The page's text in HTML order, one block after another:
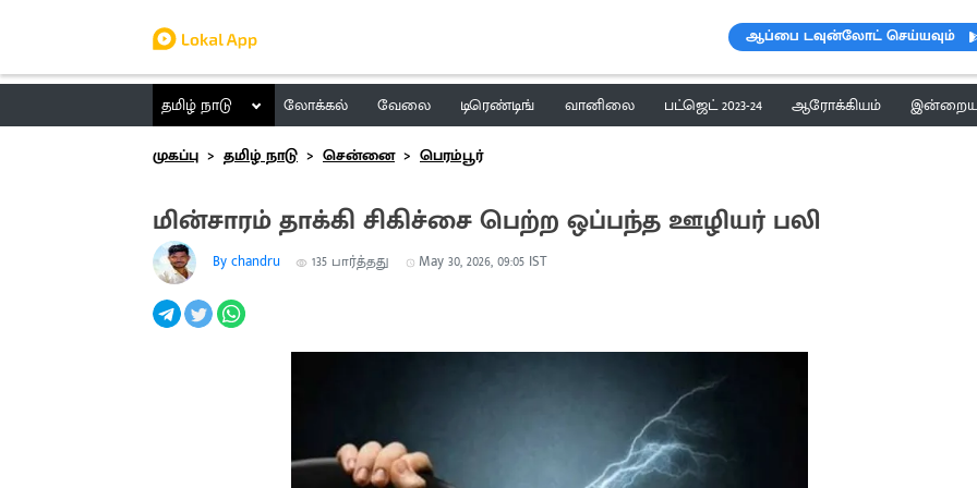
ஆப்பை டவுன்லோட் செய்யவும்
தமிழ் நாடு லோக்கல் வேலை டிரெண்டிங் வானிலை பட்ஜெட் 2023-24 ஆரோக்கியம் இன்றைய
முகப்பு
தமிழ் நாடு சென்னை பெரம்பூர்
மின்சாரம் தாக்கி சிகிச்சை பெற்ற ஒப்பந்த ஊழியர் பலி
By chandru 135 பார்த்தது May 30, 2026, 09:05 IST